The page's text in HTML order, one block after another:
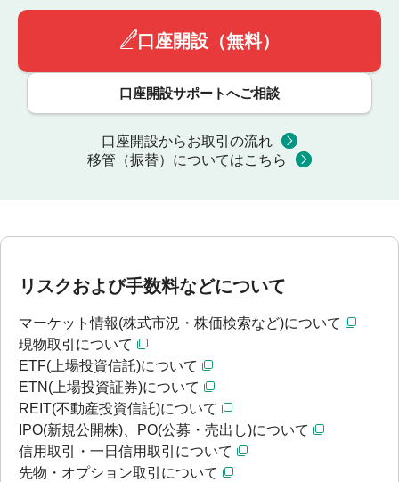
口座開設（無料）
口座開設サポートへご相談
口座開設からお取引の流れ
移管（振替）についてはこちら
リスクおよび手数料などについて
マーケット情報(株式市況・株価検索など)について
現物取引について
ETF(上場投資信託)について
ETN(上場投資証券)について
REIT(不動産投資信託)について
IPO(新規公開株)、PO(公募・売出し)について
信用取引・一日信用取引について
先物・オプション取引について